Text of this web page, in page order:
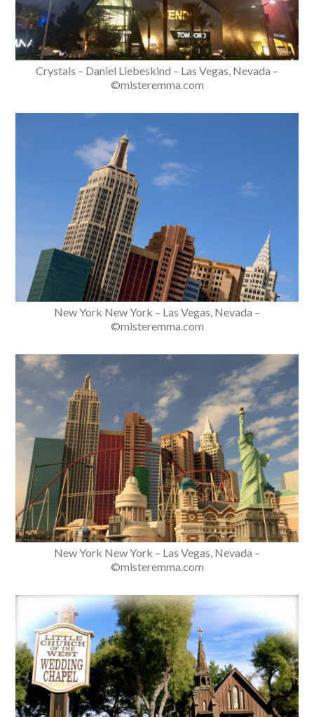
Crystals – Daniel Liebeskind – Las Vegas, Nevada –
©misteremma.com
New York New York – Las Vegas, Nevada –
©misteremma.com
New York New York – Las Vegas, Nevada –
©misteremma.com